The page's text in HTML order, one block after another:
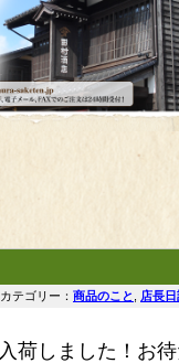
カテゴリー： 商品のこと 店長日
荷しました！お